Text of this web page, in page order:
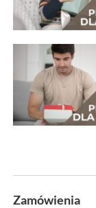
Zamówienia